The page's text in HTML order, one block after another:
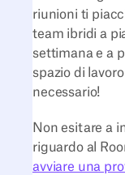
riunioni ti
team ibridi a
settimana e a
spazio di
necessario!
Non esitare a
riguardo al
avviare una